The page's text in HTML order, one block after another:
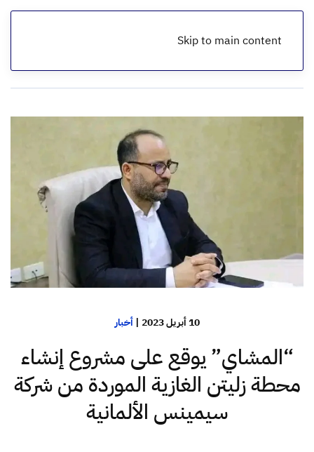
Skip to main content
الرئيسية
10 أبريل 2023 |أخبار
“المشاي” يوقع على مشروع إنشاء
محطة زليتن الغازية الموردة من شركة
سيمينس الألمانية